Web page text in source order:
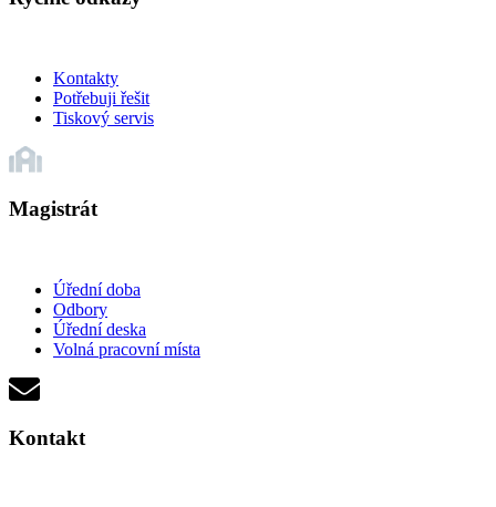
Kontakty
Potřebuji řešit
Tiskový servis
Magistrát
Úřední doba
Odbory
Úřední deska
Volná pracovní místa
Kontakt